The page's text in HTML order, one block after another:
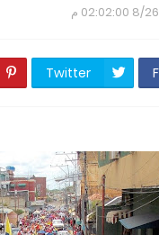
م
Twitter